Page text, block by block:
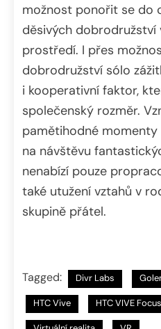
možnost ponořit se do
děsivých dobrodružství
prostředí. I přes
dobrodružství sólo
i kooperativní faktor,
společenský rozměr.
pamětihodné
na návštěvu
nenabízí pouze
také utužení vztahů v
skupině přátel.
Tagged: Divr Labs
HTC Vive HTC VIVE